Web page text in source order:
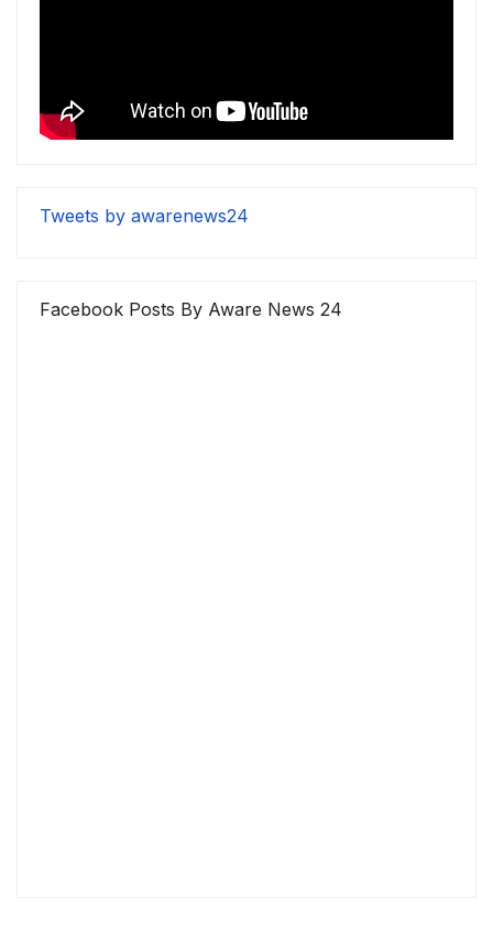
Tweets by awarenews24
Facebook Posts By Aware News 24